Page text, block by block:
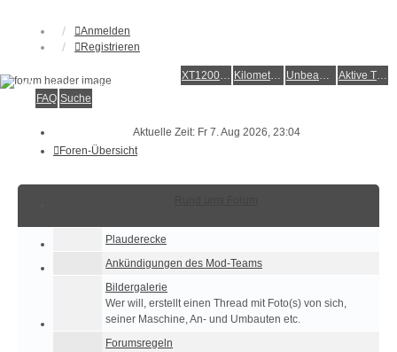
Anmelden
Registrieren
XT1200Z-Wiki Kilometerstatistik Unbeantwortete Themen Aktive Themen
Alles rund um die Yamaha XT1200Z Super Ténéré
FAQ Suche
Aktuelle Zeit: Fr 7. Aug 2026, 23:04
Foren-Übersicht
Plauderecke
Ankündigungen des Mod-Teams
Bildergalerie
Wer will, erstellt einen Thread mit Foto(s) von sich,
seiner Maschine, An- und Umbauten etc.
Forumsregeln